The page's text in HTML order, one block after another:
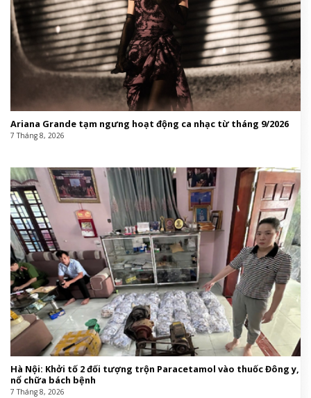
Ariana Grande tạm ngưng hoạt động ca nhạc từ tháng 9/2026
7 Tháng 8, 2026
Hà Nội: Khởi tố 2 đối tượng trộn Paracetamol vào thuốc Đông y,
nổ chữa bách bệnh
7 Tháng 8, 2026